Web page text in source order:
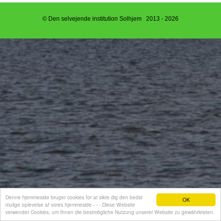
OK
Denne hjemmeside bruger cookies for at sikre dig den bedst
mulige oplevelse af vores hjemmeside - - - Diese Website
verwendet Cookies, um Ihnen die bestmögliche Nutzung unserer Website zu gewährleisten.
© Den selvejende institution Solhjem 2013 - 2026
Hjemmeside fra e-hjemmeside.dk